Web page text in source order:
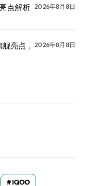
点解析 2026年8月8日
亮点， 2026年8月8日
IQOO